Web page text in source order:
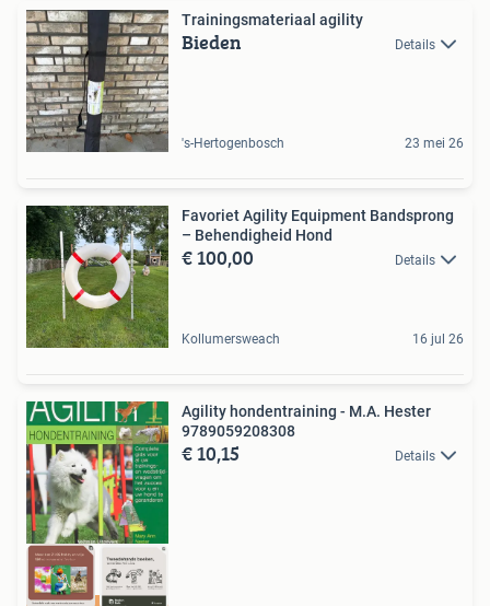
Trainingsmateriaal agility
Bieden Details
's-Hertogenbosch 23 mei 26
Favoriet Agility Equipment Bandsprong
– Behendigheid Hond
€ 100,00 Details
Kollumersweach 16 jul 26
Agility hondentraining - M.A. Hester
9789059208308
€ 10,15 Details